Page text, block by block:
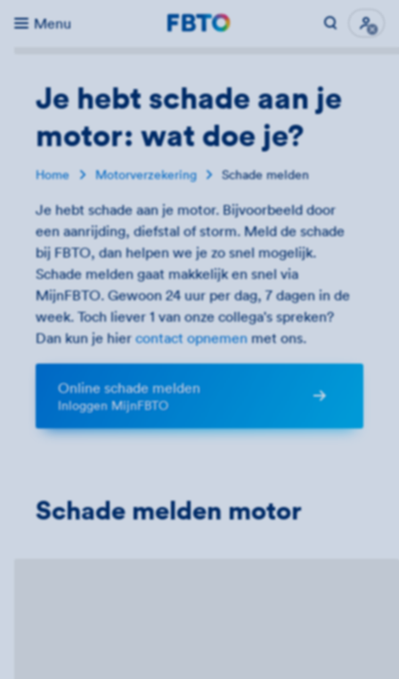
Menu
Direct naar...
Je hebt schade aan je
motor: wat doe je?
Home Motorverzekering Schade melden
Je hebt schade aan je motor. Bijvoorbeeld door
een aanrijding, diefstal of storm. Meld de schade
bij FBTO, dan helpen we je zo snel mogelijk.
Schade melden gaat makkelijk en snel via
MijnFBTO. Gewoon 24 uur per dag, 7 dagen in de
week. Toch liever 1 van onze collega's spreken?
Dan kun je hiercontact opnemen met ons.
Online schade melden
Inloggen MijnFBTO
Schade melden motor